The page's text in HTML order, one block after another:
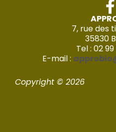
7, rue des
35830
Tel : 02
E-mail :
Copyright © 2026